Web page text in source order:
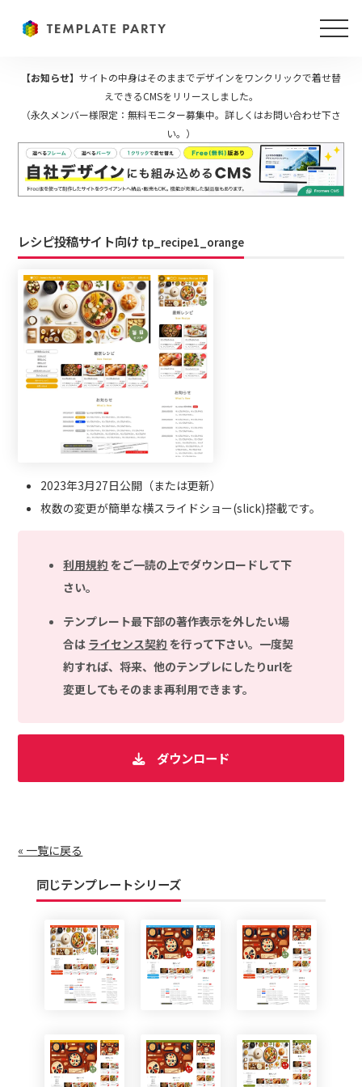
【お知らせ】 サイトの中身はそのままでデザインをワンクリックで着せ替
えできるCMSをリリースしました。
（永久メンバー様限定：無料モニター募集中。詳しくはお問い合わせ下さ
い。）
レシピ投稿サイト向け tp_recipe1_orange
2023年3月27日公開（または更新）
枚数の変更が簡単な横スライドショー(slick)搭載です。
利用規約 をご一読の上でダウンロードして下
さい。
テンプレート最下部の著作表示を外したい場
合は ライセンス契約 を行って下さい。一度契
約すれば、将来、他のテンプレにしたりurlを
変更してもそのまま再利用できます。
ダウンロード
« 一覧に戻る
同じテンプレートシリーズ